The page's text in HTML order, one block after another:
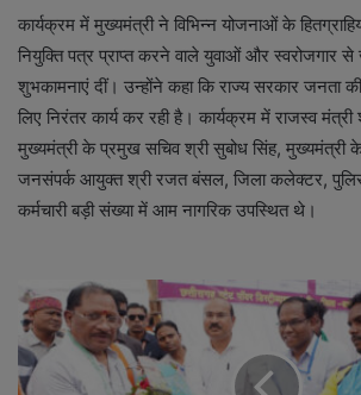
कार्यक्रम में मुख्यमंत्री ने विभिन्न योजनाओं के
नियुक्ति पत्र प्राप्त करने वाले युवाओं और स्वरोजगार
शुभकामनाएं दीं। उन्होंने कहा कि राज्य सरकार जनता
लिए निरंतर कार्य कर रही है। कार्यक्रम में राजस्व मंत्री
मुख्यमंत्री के प्रमुख सचिव श्री सुबोध सिंह, मुख्यमंत्री
जनसंपर्क आयुक्त श्री रजत बंसल, जिला कलेक्टर,
कर्मचारी बड़ी संख्या में आम नागरिक उपस्थित थे।